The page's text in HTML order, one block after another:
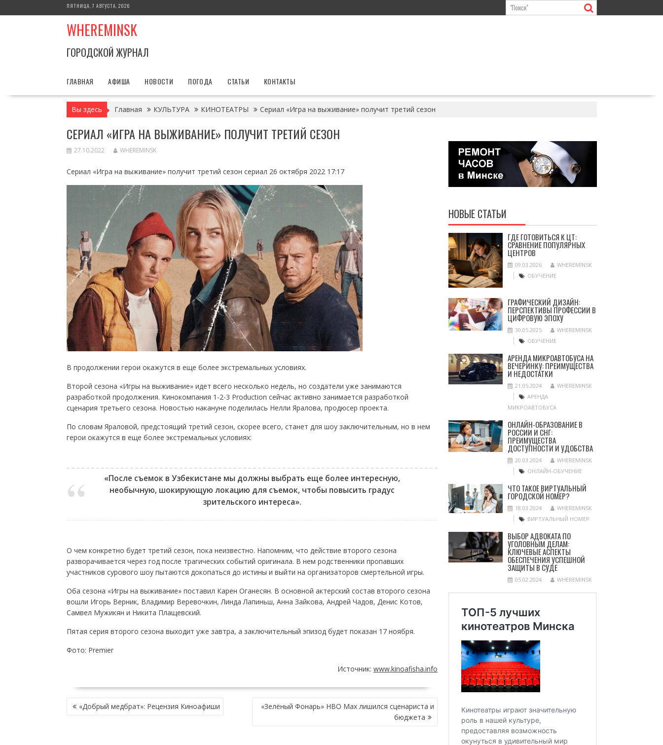
к
ПЯТНИЦА, 7 АВГУСТА, 2026
WHEREMINSK
ГОРОДСКОЙ ЖУРНАЛ
ГЛАВНАЯ АФИША НОВОСТИ ПОГОДА СТАТЬИ КОНТАКТЫ
Вы здесь Главная КУЛЬТУРА КИНОТЕАТРЫ Сериал «Игра на выживание» получит третий сезон
СЕРИАЛ «ИГРА НА ВЫЖИВАНИЕ» ПОЛУЧИТ ТРЕТИЙ СЕЗОН
27.10.2022 WHEREMINSK
Сериал «Игра на выживание» получит третий сезон сериал 26 октября 2022 17:17
В продолжении герои окажутся в еще более экстремальных условиях.
Второй сезона «Игры на выживание» идет всего несколько недель, но создатели уже занимаются
разработкой продолжения. Кинокомпания 1-2-3 Production сейчас активно занимается разработкой
сценария третьего сезона. Новостью накануне поделилась Нелли Яралова, продюсер проекта.
По словам Яраловой, предстоящий третий сезон, скорее всего, станет для шоу заключительным, но в нем
герои окажутся в еще более экстремальных условиях:
«После съемок в Узбекистане мы должны выбрать еще более интересную,
необычную, шокирующую локацию для съемок, чтобы повысить градус
зрительского интереса».
О чем конкретно будет третий сезон, пока неизвестно. Напомним, что действие второго сезона
разворачивается через год после трагических событий оригинала. В нем родственники пропавших
участников сурового шоу пытаются докопаться до истины и выйти на организаторов смертельной игры.
Оба сезона «Игры на выживание» поставил Карен Оганесян. В основной актерский состав второго сезона
вошли Игорь Верник, Владимир Веревочкин, Линда Лапиньш, Анна Зайкова, Андрей Чадов, Денис Котов,
Самвел Мужикян и Никита Плащевский.
Пятая серия второго сезона выходит уже завтра, а заключительный эпизод будет показан 17 ноября.
Фото: Premier
Источник: www.kinoafisha.info
НАВИГАЦИЯ
ПО «Добрый медбрат»: Рецензия Киноафиши
«Зелёный Фонарь» HBO Max лишился сценариста и
бюджета
НОВЫЕ СТАТЬИ
ГДЕ ГОТОВИТЬСЯ К ЦТ:
СРАВНЕНИЕ ПОПУЛЯРНЫХ
ЦЕНТРОВ
09.03.2026
WHEREMINSK
ОБУЧЕНИЕ
ГРАФИЧЕСКИЙ ДИЗАЙН:
ПЕРСПЕКТИВЫ ПРОФЕССИИ В
ЦИФРОВУЮ ЭПОХУ
30.05.2025
WHEREMINSK
ОБУЧЕНИЕ
АРЕНДА МИКРОАВТОБУСА НА
ВЕЧЕРИНКУ: ПРЕИМУЩЕСТВА
И НЕДОСТАТКИ
21.05.2024
WHEREMINSK
АРЕНДА
МИКРОАВТОБУСА
ОНЛАЙН-ОБРАЗОВАНИЕ В
РОССИИ И СНГ:
ПРЕИМУЩЕСТВА
ДОСТУПНОСТИ И УДОБСТВА
20.03.2024
WHEREMINSK
ОНЛАЙН-ОБУЧЕНИЕ
ЧТО ТАКОЕ ВИРТУАЛЬНЫЙ
ГОРОДСКОЙ НОМЕР?
18.03.2024
WHEREMINSK
ВИРТУАЛЬНЫЙ НОМЕР
ВЫБОР АДВОКАТА ПО
УГОЛОВНЫМ ДЕЛАМ:
КЛЮЧЕВЫЕ АСПЕКТЫ
ОБЕСПЕЧЕНИЯ УСПЕШНОЙ
ЗАЩИТЫ В СУДЕ
05.02.2024 WHEREMINSK